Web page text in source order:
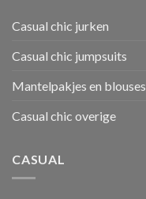
Casual chic jurken
Casual chic jumpsuits
Mantelpakjes en blouses
Casual chic overige
CASUAL